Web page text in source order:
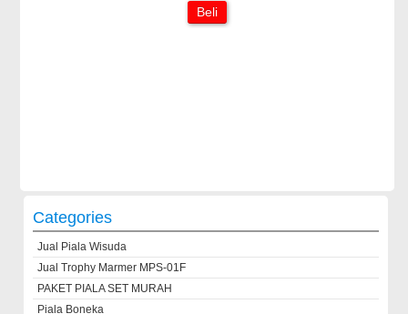
Beli
Categories
Jual Piala Wisuda
Jual Trophy Marmer MPS-01F
PAKET PIALA SET MURAH
Piala Boneka